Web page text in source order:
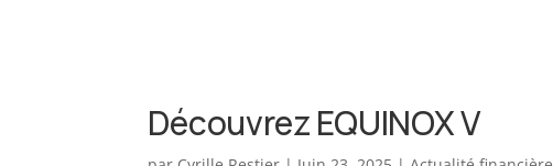
Découvrez EQUINOX V